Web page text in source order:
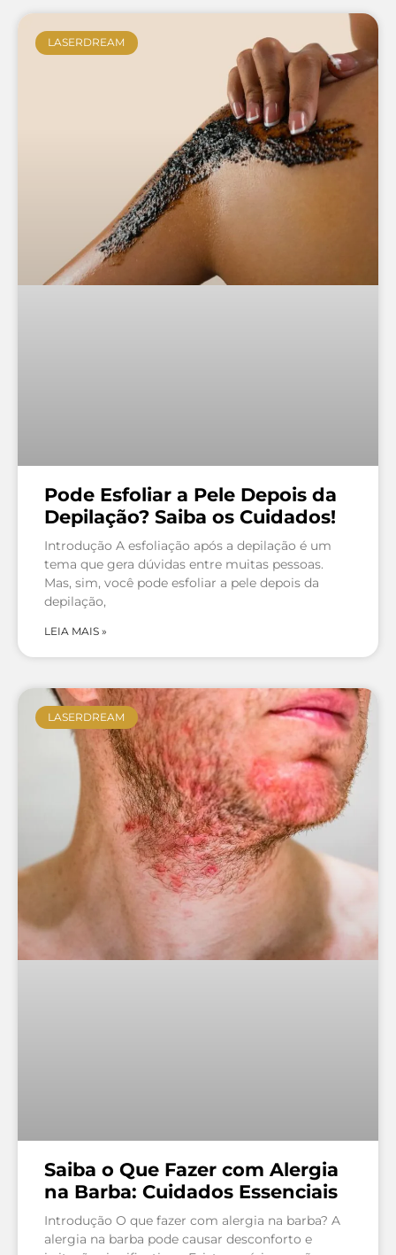
LASERDREAM
Pode Esfoliar a Pele Depois da
Depilação? Saiba os Cuidados!
Introdução A esfoliação após a depilação é um
tema que gera dúvidas entre muitas pessoas.
Mas, sim, você pode esfoliar a pele depois da
depilação,
LEIA MAIS »
LASERDREAM
Saiba o Que Fazer com Alergia
na Barba: Cuidados Essenciais
Introdução O que fazer com alergia na barba? A
alergia na barba pode causar desconforto e